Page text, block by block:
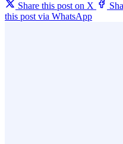
Share this post on X
this post via WhatsApp